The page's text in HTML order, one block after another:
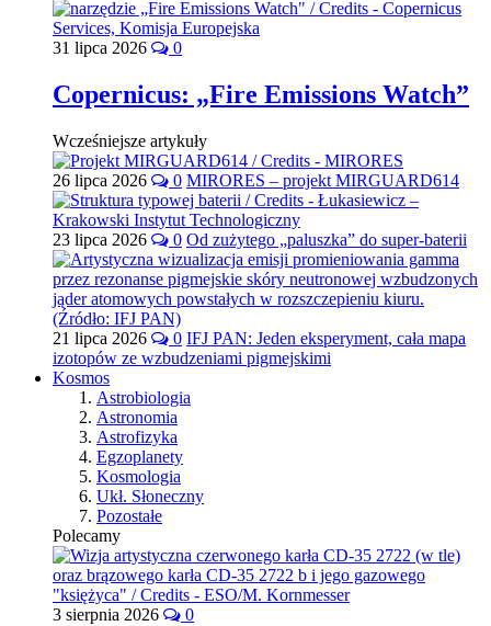
31 lipca 2026 0
Copernicus: „Fire Emissions Watch”
Wcześniejsze artykuły
26 lipca 2026 0 MIRORES – projekt MIRGUARD614
23 lipca 2026 0 Od zużytego „paluszka” do super-baterii
21 lipca 2026 0 IFJ PAN: Jeden eksperyment, cała mapa
izotopów ze wzbudzeniami pigmejskimi
Kosmos
Astrobiologia
Astronomia
Astrofizyka
Egzoplanety
Kosmologia
Ukł. Słoneczny
Pozostałe
Polecamy
3 sierpnia 2026 0